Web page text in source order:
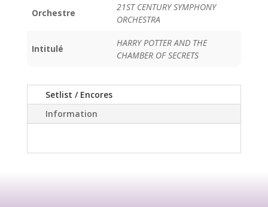
Orchestre
21ST CENTURY SYMPHONY
ORCHESTRA
Intitulé
HARRY POTTER AND THE
CHAMBER OF SECRETS
Setlist / Encores
Information